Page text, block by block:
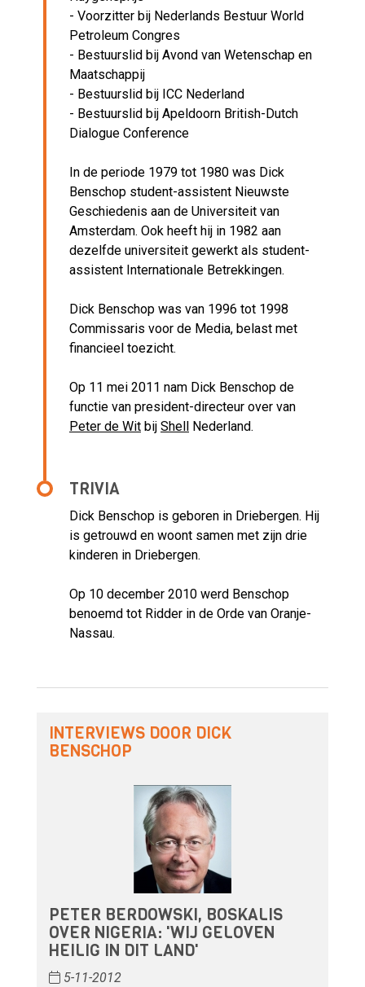
- Voorzitter bij Nederlands Bestuur World
Petroleum Congres
- Bestuurslid bij Avond van Wetenschap en
Maatschappij
- Bestuurslid bij ICC Nederland
- Bestuurslid bij Apeldoorn British-Dutch
Dialogue Conference
In de periode 1979 tot 1980 was Dick
Benschop student-assistent Nieuwste
Geschiedenis aan de Universiteit van
Amsterdam. Ook heeft hij in 1982 aan
dezelfde universiteit gewerkt als student-
assistent Internationale Betrekkingen.
Dick Benschop was van 1996 tot 1998
Commissaris voor de Media, belast met
financieel toezicht.
Op 11 mei 2011 nam Dick Benschop de
functie van president-directeur over van
Peter de Wit bij Shell Nederland.
TRIVIA
Dick Benschop is geboren in Driebergen. Hij
is getrouwd en woont samen met zijn drie
kinderen in Driebergen.
Op 10 december 2010 werd Benschop
benoemd tot Ridder in de Orde van Oranje-
Nassau.
INTERVIEWS DOOR DICK
BENSCHOP
PETER BERDOWSKI, BOSKALIS
OVER NIGERIA: 'WIJ GELOVEN
HEILIG IN DIT LAND'
5-11-2012